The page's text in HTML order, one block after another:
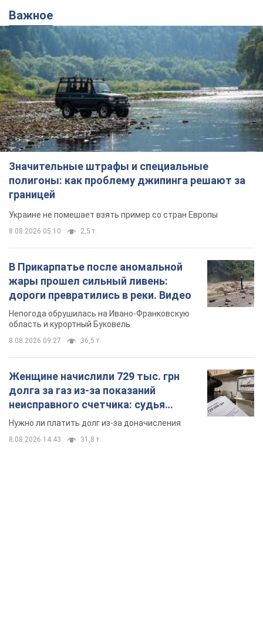
Важное
Значительные штрафы и специальные
полигоны: как проблему джипинга решают за
границей
Украине не помешает взять пример со стран Европы
8.08.2026 05:10 2,5 т.
В Прикарпатье после аномальной
жары прошел сильный ливень:
дороги превратились в реки. Видео
Непогода обрушилась на Ивано-Франковскую
область и курортный Буковель
8.08.2026 09:27 36,5 т.
Женщине начислили 729 тыс. грн
долга за газ из-за показаний
неисправного счетчика: судья
вынес неожиданное решение
Нужно ли платить долг из-за доначисления
8.08.2026 14:43 31,8 т.